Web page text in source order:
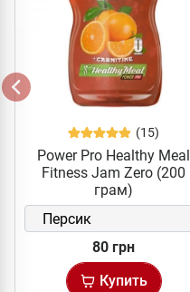
(15)
Power Pro Healthy Meal
Fitness Jam Zero (200
грам)
80 грн
Купить